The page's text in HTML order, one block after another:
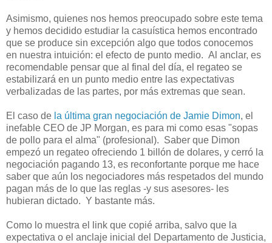
Asimismo, quienes nos hemos preocupado sobre este tema
y hemos decidido estudiar la casuística hemos encontrado
que se produce sin excepción algo que todos conocemos
en nuestra intuición: el efecto de punto medio. Al anclar, es
recomendable pensar que al final del día, el regateo se
estabilizará en un punto medio entre las expectativas
verbalizadas de las partes, por más extremas que sean.
El caso de la última gran negociación de Jamie Dimon, el
inefable CEO de JP Morgan, es para mi como esas "sopas
de pollo para el alma" (profesional). Saber que Dimon
empezó un regateo ofreciendo 1 billón de dolares, y cerró la
negociación pagando 13, es reconfortante porque me hace
saber que aún los negociadores más respetados del mundo
pagan más de lo que las reglas -y sus asesores- les
hubieran dictado. Y bastante más.
Como lo muestra el link que copié arriba, salvo que la
expectativa o el anclaje inicial del Departamento de Justicia,